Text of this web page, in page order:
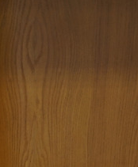
Размер шрифта: